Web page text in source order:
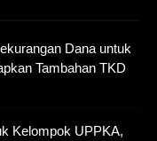
Dana untuk
Tambahan TKD
Kelompok UPPKA,